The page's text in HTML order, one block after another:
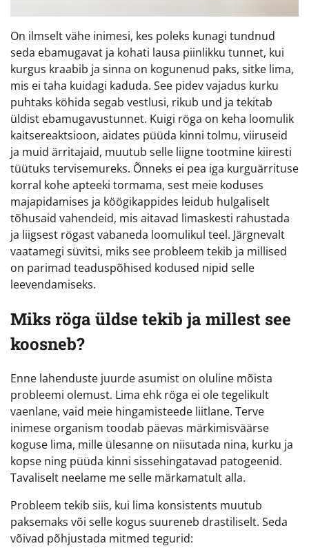
On ilmselt vähe inimesi, kes poleks kunagi tundnud
seda ebamugavat ja kohati lausa piinlikku tunnet, kui
kurgus kraabib ja sinna on kogunenud paks, sitke lima,
mis ei taha kuidagi kaduda. See pidev vajadus kurku
puhtaks köhida segab vestlusi, rikub und ja tekitab
üldist ebamugavustunnet. Kuigi röga on keha loomulik
kaitsereaktsioon, aidates püüda kinni tolmu, viiruseid
ja muid ärritajaid, muutub selle liigne tootmine kiiresti
tüütuks tervisemureks. Õnneks ei pea iga kurguärrituse
korral kohe apteeki tormama, sest meie koduses
majapidamises ja köögikappides leidub hulgaliselt
tõhusaid vahendeid, mis aitavad limaskesti rahustada
ja liigsest rögast vabaneda loomulikul teel. Järgnevalt
vaatamegi süvitsi, miks see probleem tekib ja millised
on parimad teaduspõhised kodused nipid selle
leevendamiseks.
Miks röga üldse tekib ja millest see
koosneb?
Enne lahenduste juurde asumist on oluline mõista
probleemi olemust. Lima ehk röga ei ole tegelikult
vaenlane, vaid meie hingamisteede liitlane. Terve
inimese organism toodab päevas märkimisväärse
koguse lima, mille ülesanne on niisutada nina, kurku ja
kopse ning püüda kinni sissehingatavad patogeenid.
Tavaliselt neelame me selle märkamatult alla.
Probleem tekib siis, kui lima konsistents muutub
paksemaks või selle kogus suureneb drastiliselt. Seda
võivad põhjustada mitmed tegurid: